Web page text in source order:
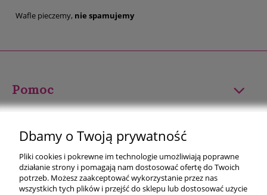
Wafle pieczemy, nie spamujemy
Pomoc
Płatności i dostawa
Informacje
Dbamy o Twoją prywatność
Pliki cookies i pokrewne im technologie umożliwiają poprawne
działanie strony i pomagają nam dostosować ofertę do Twoich
potrzeb. Możesz zaakceptować wykorzystanie przez nas
wszystkich tych plików i przejść do sklepu lub dostosować użycie